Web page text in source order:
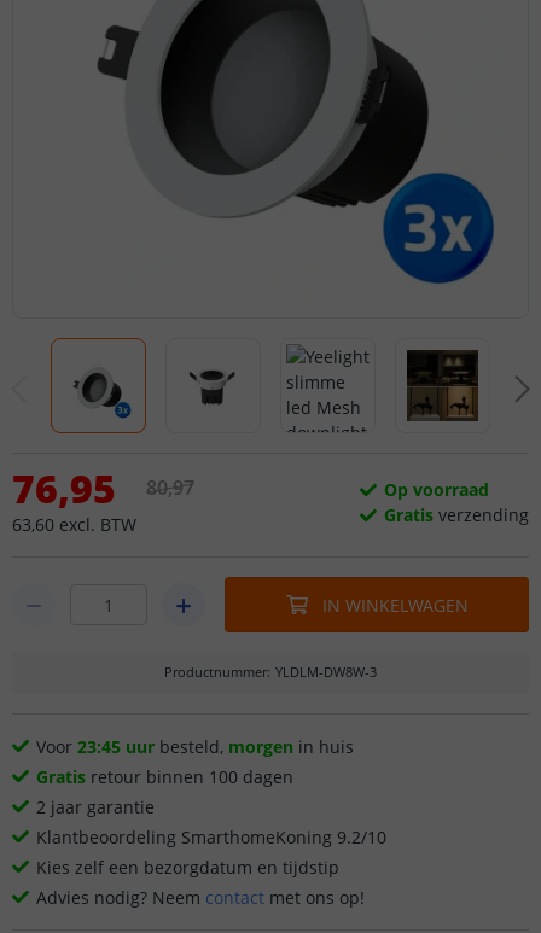
76,95
63,60 excl. BTW
80,97
Op voorraad
Gratis verzending
IN WINKELWAGEN
Productnummer: YLDLM-DW8W-3
Voor 23:45 uur besteld, morgen in huis
Gratis retour binnen 100 dagen
2 jaar garantie
Klantbeoordeling SmarthomeKoning 9.2/10
Kies zelf een bezorgdatum en tijdstip
Advies nodig? Neem contact met ons op!